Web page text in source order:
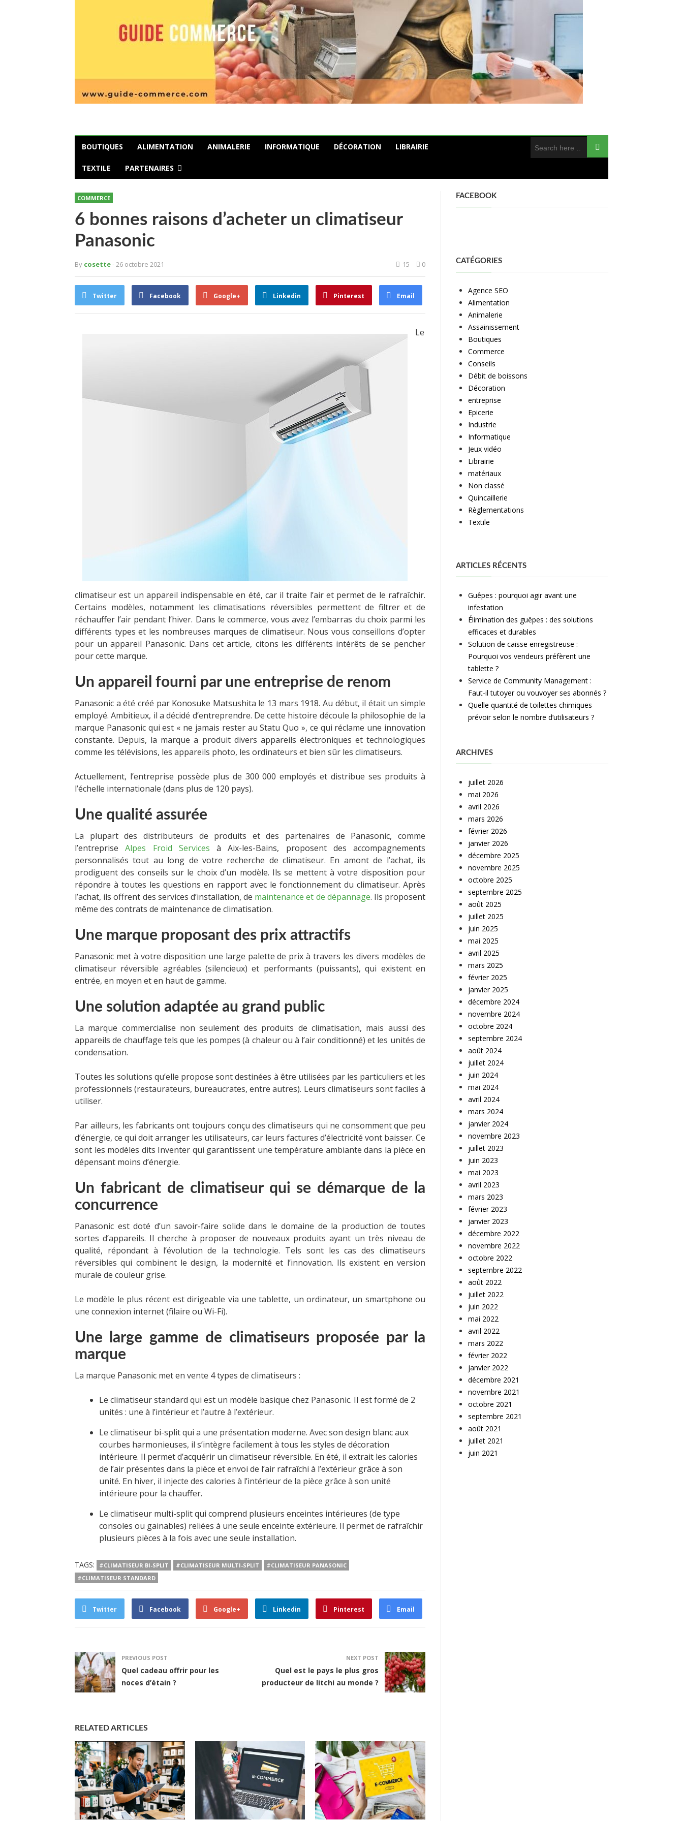
BOUTIQUES ALIMENTATION ANIMALERIE INFORMATIQUE DÉCORATION LIBRAIRIE
TEXTILE PARTENAIRES
COMMERCE
6 bonnes raisons d’acheter un climatiseur
Panasonic
By cosette- 26 octobre 2021 15 0
Twitter Facebook Google+ Linkedin Pinterest Email
Le
climatiseur est un appareil indispensable en été, car il traite l’air et permet de le rafraîchir.
Certains modèles, notamment les climatisations réversibles permettent de filtrer et de
réchauffer l’air pendant l’hiver. Dans le commerce, vous avez l’embarras du choix parmi les
différents types et les nombreuses marques de climatiseur. Nous vous conseillons d’opter
pour un appareil Panasonic. Dans cet article, citons les différents intérêts de se pencher
pour cette marque.
Un appareil fourni par une entreprise de renom
Panasonic a été créé par Konosuke Matsushita le 13 mars 1918. Au début, il était un simple
employé. Ambitieux, il a décidé d’entreprendre. De cette histoire découle la philosophie de la
marque Panasonic qui est « ne jamais rester au Statu Quo », ce qui réclame une innovation
constante. Depuis, la marque a produit divers appareils électroniques et technologiques
comme les télévisions, les appareils photo, les ordinateurs et bien sûr les climatiseurs.
Actuellement, l’entreprise possède plus de 300 000 employés et distribue ses produits à
l’échelle internationale (dans plus de 120 pays).
Une qualité assurée
La plupart des distributeurs de produits et des partenaires de Panasonic, comme
l’entrepriseAlpes Froid Services à Aix-les-Bains, proposent des accompagnements
personnalisés tout au long de votre recherche de climatiseur. En amont de l’achat, ils
prodiguent des conseils sur le choix d’un modèle. Ils se mettent à votre disposition pour
répondre à toutes les questions en rapport avec le fonctionnement du climatiseur. Après
l’achat, ils offrent des services d’installation, de maintenance et de dépannage. Ils proposent
même des contrats de maintenance de climatisation.
Une marque proposant des prix attractifs
Panasonic met à votre disposition une large palette de prix à travers les divers modèles de
climatiseur réversible agréables (silencieux) et performants (puissants), qui existent en
entrée, en moyen et en haut de gamme.
Une solution adaptée au grand public
La marque commercialise non seulement des produits de climatisation, mais aussi des
appareils de chauffage tels que les pompes (à chaleur ou à l’air conditionné) et les unités de
condensation.
Toutes les solutions qu’elle propose sont destinées à être utilisées par les particuliers et les
professionnels (restaurateurs, bureaucrates, entre autres). Leurs climatiseurs sont faciles à
utiliser.
Par ailleurs, les fabricants ont toujours conçu des climatiseurs qui ne consomment que peu
d’énergie, ce qui doit arranger les utilisateurs, car leurs factures d’électricité vont baisser. Ce
sont les modèles dits Inventer qui garantissent une température ambiante dans la pièce en
dépensant moins d’énergie.
Un fabricant de climatiseur qui se démarque de la
concurrence
Panasonic est doté d’un savoir-faire solide dans le domaine de la production de toutes
sortes d’appareils. Il cherche à proposer de nouveaux produits ayant un très niveau de
qualité, répondant à l’évolution de la technologie. Tels sont les cas des climatiseurs
réversibles qui combinent le design, la modernité et l’innovation. Ils existent en version
murale de couleur grise.
Le modèle le plus récent est dirigeable via une tablette, un ordinateur, un smartphone ou
une connexion internet (filaire ou Wi-Fi).
Une large gamme de climatiseurs proposée par la
marque
La marque Panasonic met en vente 4 types de climatiseurs :
Le climatiseur standard qui est un modèle basique chez Panasonic. Il est formé de 2
unités : une à l’intérieur et l’autre à l’extérieur.
Le climatiseur bi-split qui a une présentation moderne. Avec son design blanc aux
courbes harmonieuses, il s’intègre facilement à tous les styles de décoration
intérieure. Il permet d’acquérir un climatiseur réversible. En été, il extrait les calories
de l’air présentes dans la pièce et envoi de l’air rafraîchi à l’extérieur grâce à son
unité. En hiver, il injecte des calories à l’intérieur de la pièce grâce à son unité
intérieure pour la chauffer.
Le climatiseur multi-split qui comprend plusieurs enceintes intérieures (de type
consoles ou gainables) reliées à une seule enceinte extérieure. Il permet de rafraîchir
plusieurs pièces à la fois avec une seule installation.
TAGS: #CLIMATISEUR BI-SPLIT #CLIMATISEUR MULTI-SPLIT
#CLIMATISEUR PANASONIC
#CLIMATISEUR STANDARD
Twitter Facebook Google+ Linkedin Pinterest Email
PREVIOUS POST
Quel cadeau offrir pour les
noces d’étain ?
NEXT POST
Quel est le pays le plus gros
producteur de litchi au monde ?
RELATED ARTICLES
FACEBOOK
CATÉGORIES
Agence SEO
Alimentation
Animalerie
Assainissement
Boutiques
Commerce
Conseils
Débit de boissons
Décoration
entreprise
Epicerie
Industrie
Informatique
Jeux vidéo
Librairie
matériaux
Non classé
Quincaillerie
Règlementations
Textile
ARTICLES RÉCENTS
Guêpes : pourquoi agir avant une
infestation
Élimination des guêpes : des solutions
efficaces et durables
Solution de caisse enregistreuse :
Pourquoi vos vendeurs préfèrent une
tablette ?
Service de Community Management :
Faut-il tutoyer ou vouvoyer ses abonnés ?
Quelle quantité de toilettes chimiques
prévoir selon le nombre d’utilisateurs ?
ARCHIVES
juillet 2026
mai 2026
avril 2026
mars 2026
février 2026
janvier 2026
décembre 2025
novembre 2025
octobre 2025
septembre 2025
août 2025
juillet 2025
juin 2025
mai 2025
avril 2025
mars 2025
février 2025
janvier 2025
décembre 2024
novembre 2024
octobre 2024
septembre 2024
août 2024
juillet 2024
juin 2024
mai 2024
avril 2024
mars 2024
janvier 2024
novembre 2023
juillet 2023
juin 2023
mai 2023
avril 2023
mars 2023
février 2023
janvier 2023
décembre 2022
novembre 2022
octobre 2022
septembre 2022
août 2022
juillet 2022
juin 2022
mai 2022
avril 2022
mars 2022
février 2022
janvier 2022
décembre 2021
novembre 2021
octobre 2021
septembre 2021
août 2021
juillet 2021
juin 2021